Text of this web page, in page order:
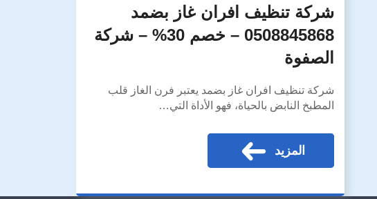
شركة تنظيف افران غاز بضمد
0508845868 – خصم 30% – شركة
الصفوة
شركة تنظيف افران غاز بضمد يعتبر فرن الغاز قلب
المطبخ النابض بالحياة، فهو الأداة التي…
المزيد